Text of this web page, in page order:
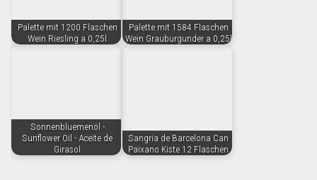
Palette mit 1200 Flaschen
Wein Riesling a 0,25l
Palette mit 1584 Flaschen
Wein Grauburgunder a 0,25l
Sonnenbluemenöl -
Sunflower Oil - Aceite de
Girasol
Sangria de Barcelona Can
Paixano Kiste 12 Flaschen